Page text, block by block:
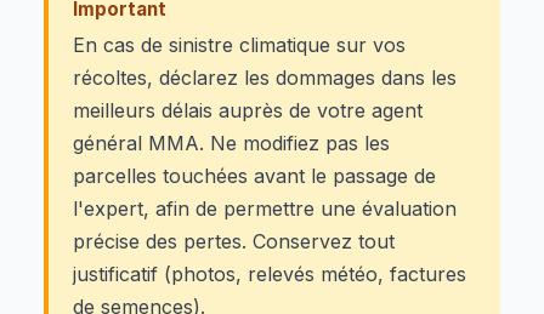
Important
En cas de sinistre climatique sur vos
récoltes, déclarez les dommages dans les
meilleurs délais auprès de votre agent
général MMA. Ne modifiez pas les
parcelles touchées avant le passage de
l'expert, afin de permettre une évaluation
précise des pertes. Conservez tout
justificatif (photos, relevés météo, factures
de semences).